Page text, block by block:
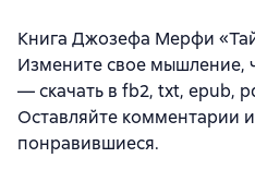
Книга Джозефа Мерфи
Измените свое мышление,
— скачать в fb2, txt, epub,
Оставляйте комментарии
понравившиеся.